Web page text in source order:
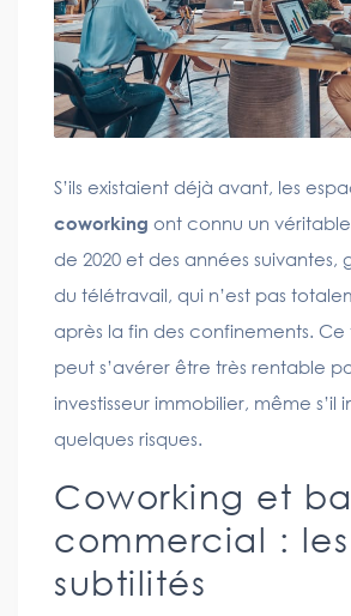
S’ils existaient déjà avant, les
coworking ont connu un
de 2020 et des années suivantes,
du télétravail, qui n’est pas
après la fin des confinements.
peut s’avérer être très rentable
investisseur immobilier, même s’il
quelques risques.
Coworking et
commercial : les
subtilités